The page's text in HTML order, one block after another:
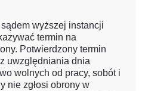
wyższej instancji
termin na
Potwierdzony termin
uwzględniania dnia
wolnych od pracy, sobót i
nie zgłosi obrony w